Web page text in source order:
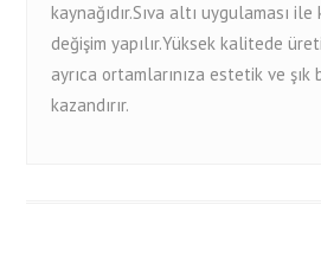
kaynağıdır.Sıva altı uygulaması
değişim yapılır.Yüksek kalitede
ayrıca ortamlarınıza estetik ve şık
kazandırır.